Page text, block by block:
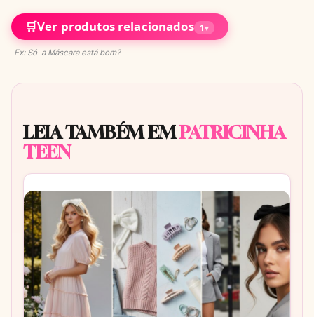
🛒Ver produtos relacionados 1▾
Ex: Só a Máscara está bom?
LEIA TAMBÉM EMPATRICINHA
TEEN